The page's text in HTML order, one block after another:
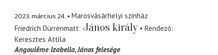
2023. március 24.
Marosvásárhelyi szinház
Friedrich Dürrenmatt János király
Rendező
Keresztes Attila
Angoulême Izabella János felesége